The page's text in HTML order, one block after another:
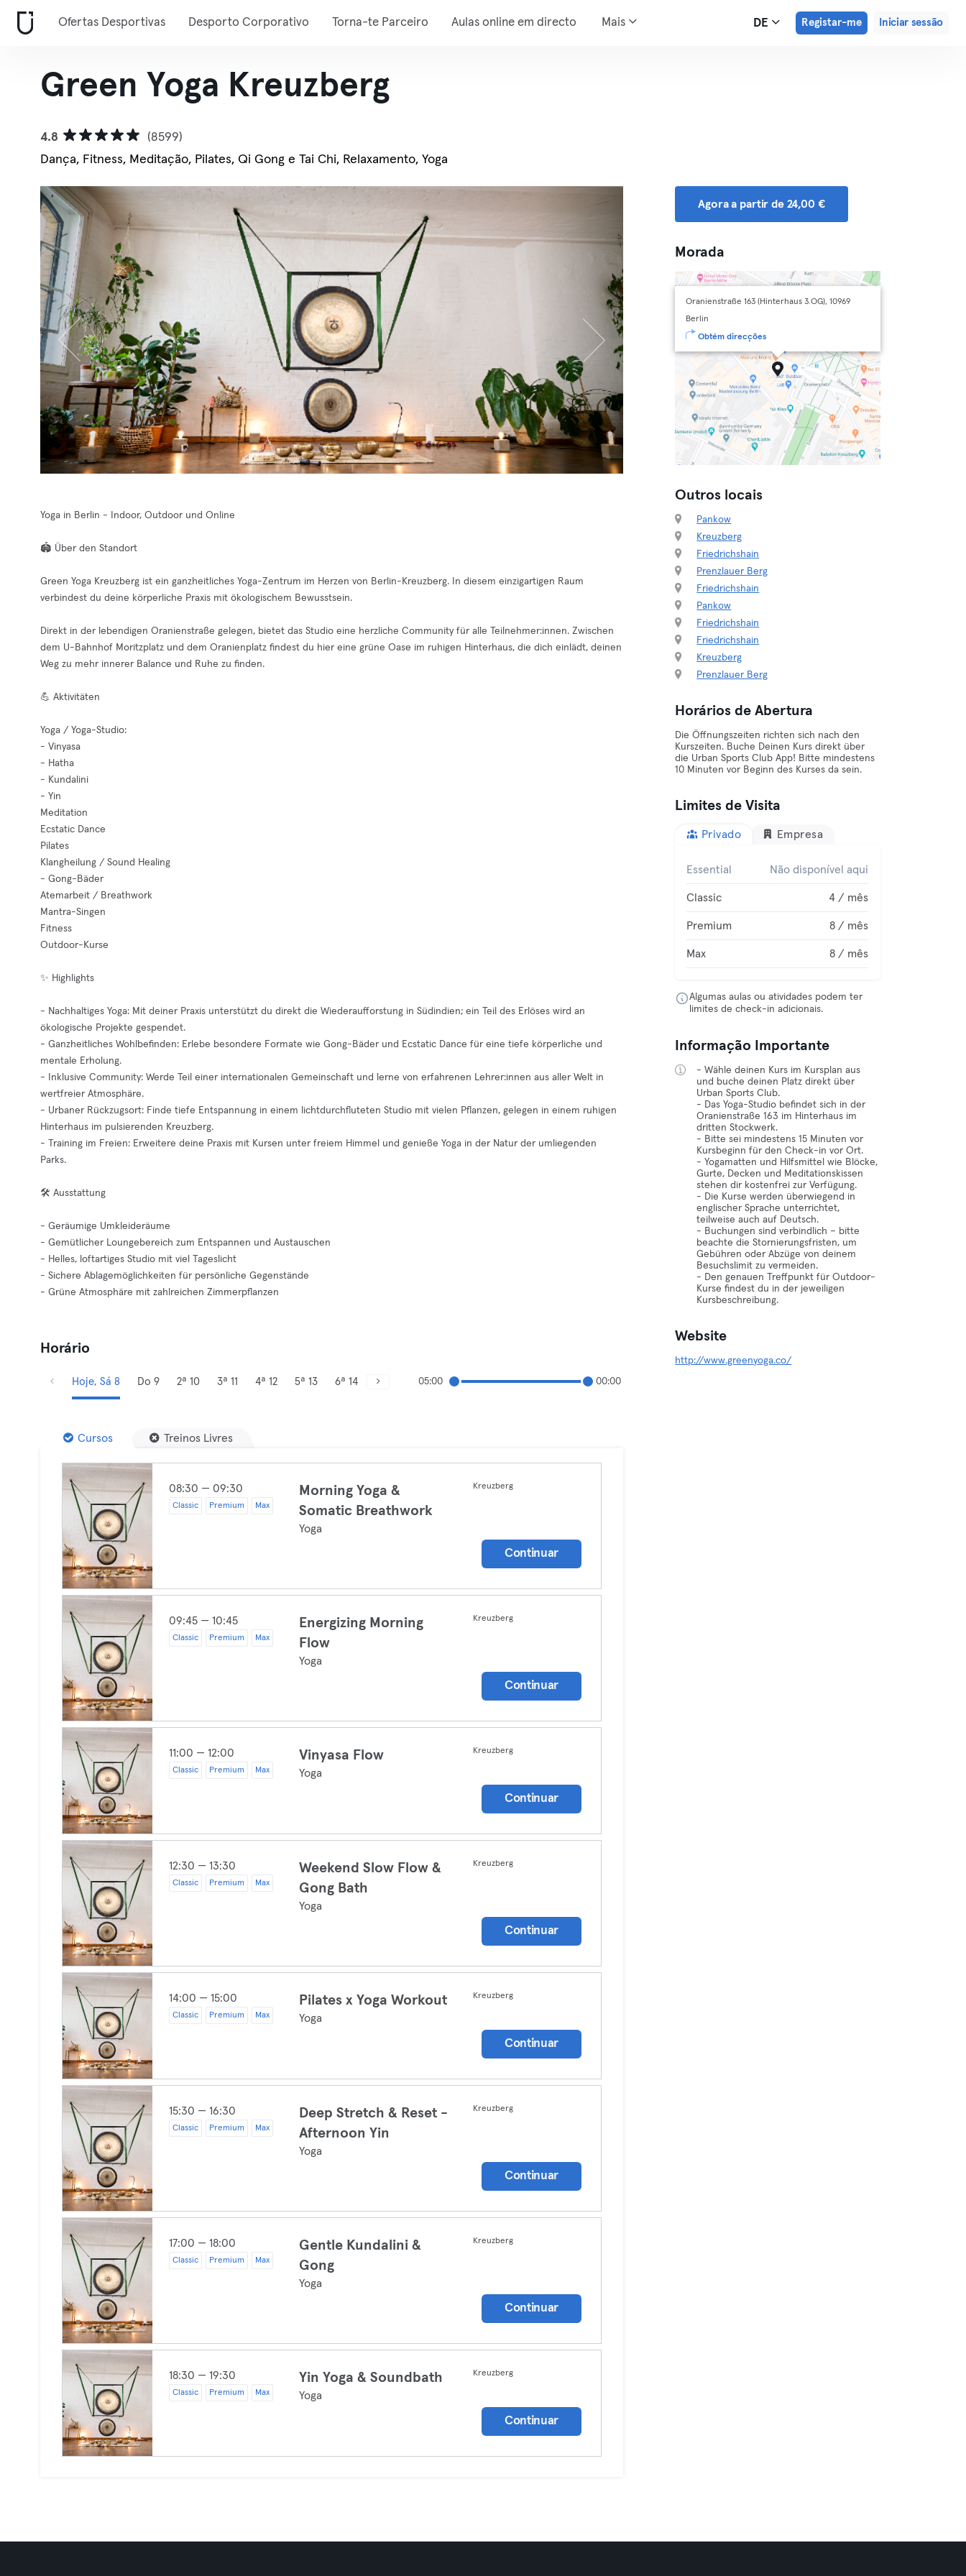
Ofertas Desportivas Desporto Corporativo Torna-te Parceiro Aulas online em directo Mais DE Registar-me Iniciar sessão
Green Yoga Kreuzberg
4.8
(8599)
Dança, Fitness, Meditação, Pilates, Qi Gong e Tai Chi, Relaxamento, Yoga
Yoga in Berlin - Indoor, Outdoor und Online
🏟️ Über den Standort
Green Yoga Kreuzberg ist ein ganzheitliches Yoga-Zentrum im Herzen von Berlin-Kreuzberg. In diesem einzigartigen Raum
verbindest du deine körperliche Praxis mit ökologischem Bewusstsein.
Direkt in der lebendigen Oranienstraße gelegen, bietet das Studio eine herzliche Community für alle Teilnehmer:innen. Zwischen
dem U-Bahnhof Moritzplatz und dem Oranienplatz findest du hier eine grüne Oase im ruhigen Hinterhaus, die dich einlädt, deinen
Weg zu mehr innerer Balance und Ruhe zu finden.
💪 Aktivitäten
Yoga / Yoga-Studio:
- Vinyasa
- Hatha
- Kundalini
- Yin
Meditation
Ecstatic Dance
Pilates
Klangheilung / Sound Healing
- Gong-Bäder
Atemarbeit / Breathwork
Mantra-Singen
Fitness
Outdoor-Kurse
✨ Highlights
- Nachhaltiges Yoga: Mit deiner Praxis unterstützt du direkt die Wiederaufforstung in Südindien; ein Teil des Erlöses wird an
ökologische Projekte gespendet.
- Ganzheitliches Wohlbefinden: Erlebe besondere Formate wie Gong-Bäder und Ecstatic Dance für eine tiefe körperliche und
mentale Erholung.
- Inklusive Community: Werde Teil einer internationalen Gemeinschaft und lerne von erfahrenen Lehrer:innen aus aller Welt in
wertfreier Atmosphäre.
- Urbaner Rückzugsort: Finde tiefe Entspannung in einem lichtdurchfluteten Studio mit vielen Pflanzen, gelegen in einem ruhigen
Hinterhaus im pulsierenden Kreuzberg.
- Training im Freien: Erweitere deine Praxis mit Kursen unter freiem Himmel und genieße Yoga in der Natur der umliegenden
Parks.
🛠️ Ausstattung
- Geräumige Umkleideräume
- Gemütlicher Loungebereich zum Entspannen und Austauschen
- Helles, loftartiges Studio mit viel Tageslicht
- Sichere Ablagemöglichkeiten für persönliche Gegenstände
- Grüne Atmosphäre mit zahlreichen Zimmerpflanzen
Horário
Hoje, Sá 8 Do 9 2ª 10 3ª 11 4ª 12 5ª 13 6ª 14 05:00 00:00
Cursos Treinos Livres
08:30 — 09:30
Classic Premium Max
Morning Yoga &
Somatic Breathwork
Yoga
Kreuzberg
Continuar
09:45 — 10:45
Classic Premium Max
Energizing Morning
Flow
Yoga
Kreuzberg
Continuar
11:00 — 12:00
Classic Premium Max
Vinyasa Flow
Yoga
Kreuzberg
Continuar
12:30 — 13:30
Classic Premium Max
Weekend Slow Flow &
Gong Bath
Yoga
Kreuzberg
Continuar
14:00 — 15:00
Classic Premium Max
Pilates x Yoga Workout
Yoga
Kreuzberg
Continuar
15:30 — 16:30
Classic Premium Max
Deep Stretch & Reset -
Afternoon Yin
Yoga
Kreuzberg
Continuar
17:00 — 18:00
Classic Premium Max
Gentle Kundalini &
Gong
Yoga
Kreuzberg
Continuar
18:30 — 19:30
Classic Premium Max
Yin Yoga & Soundbath
Yoga
Kreuzberg
Continuar
Agora a partir de 24,00 €
Morada
Oranienstraße 163 (Hinterhaus 3.OG), 10969
Berlin
Obtém direcções
Outros locais
Pankow
Kreuzberg
Friedrichshain
Prenzlauer Berg
Friedrichshain
Pankow
Friedrichshain
Friedrichshain
Kreuzberg
Prenzlauer Berg
Horários de Abertura
Die Öffnungszeiten richten sich nach den
Kurszeiten. Buche Deinen Kurs direkt über
die Urban Sports Club App! Bitte mindestens
10 Minuten vor Beginn des Kurses da sein.
Limites de Visita
Privado Empresa
Essential Não disponível aqui
Classic 4 / mês
Premium 8 / mês
Max 8 / mês
Algumas aulas ou atividades podem ter
limites de check-in adicionais.
Informação Importante
- Wähle deinen Kurs im Kursplan aus
und buche deinen Platz direkt über
Urban Sports Club.
- Das Yoga-Studio befindet sich in der
Oranienstraße 163 im Hinterhaus im
dritten Stockwerk.
- Bitte sei mindestens 15 Minuten vor
Kursbeginn für den Check-in vor Ort.
- Yogamatten und Hilfsmittel wie Blöcke,
Gurte, Decken und Meditationskissen
stehen dir kostenfrei zur Verfügung.
- Die Kurse werden überwiegend in
englischer Sprache unterrichtet,
teilweise auch auf Deutsch.
- Buchungen sind verbindlich – bitte
beachte die Stornierungsfristen, um
Gebühren oder Abzüge von deinem
Besuchslimit zu vermeiden.
- Den genauen Treffpunkt für Outdoor-
Kurse findest du in der jeweiligen
Kursbeschreibung.
Website
http://www.greenyoga.co/